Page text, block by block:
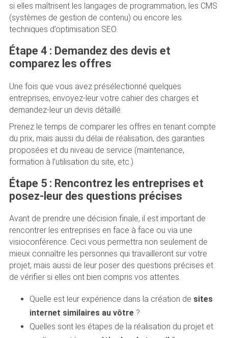
si elles maîtrisent les langages de programmation, les CMS
(systèmes de gestion de contenu) ou encore les
techniques d’optimisation SEO.
Étape 4 : Demandez des devis et
comparez les offres
Une fois que vous avez présélectionné quelques
entreprises, envoyez-leur votre cahier des charges et
demandez-leur un devis détaillé.
Prenez le temps de comparer les offres en tenant compte
du prix, mais aussi du délai de réalisation, des garanties
proposées et du niveau de service (maintenance,
formation à l’utilisation du site, etc.).
Étape 5 : Rencontrez les entreprises et
posez-leur des questions précises
Avant de prendre une décision finale, il est important de
rencontrer les entreprises en face à face ou via une
visioconférence. Ceci vous permettra non seulement de
mieux connaître les personnes qui travailleront sur votre
projet, mais aussi de leur poser des questions précises et
de vérifier si elles ont bien compris vos attentes.
Quelle est leur expérience dans la création de sites
internet similaires au vôtre?
Quelles sont les étapes de la réalisation du projet et